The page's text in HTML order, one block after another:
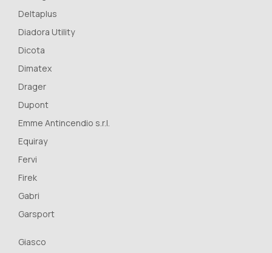
Deltaplus
Diadora Utility
Dicota
Dimatex
Drager
Dupont
Emme Antincendio s.r.l.
Equiray
Fervi
Firek
Gabri
Garsport
Giasco